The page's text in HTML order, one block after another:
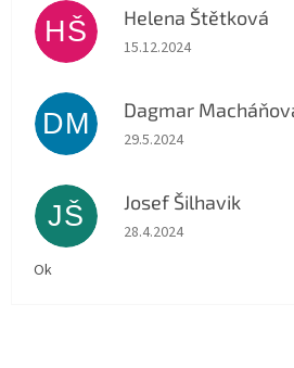
HŠ Helena Štětková
Hodnocení obchodu je 5 z
15.12.2024
DM Dagmar
Hodnocení obchodu je 5 z
29.5.2024
JŠ Josef Šilhavik
Hodnocení obchodu je 5 z
28.4.2024
Ok